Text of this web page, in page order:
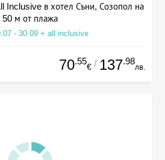
Inclusive в хотел Съни, Созопол на
50 м от плажа
- 30.09 + all inclusive
70.55
€ / 137.98
лв.